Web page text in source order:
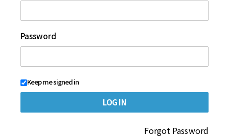
Password
Keep me signed in
Forgot Password